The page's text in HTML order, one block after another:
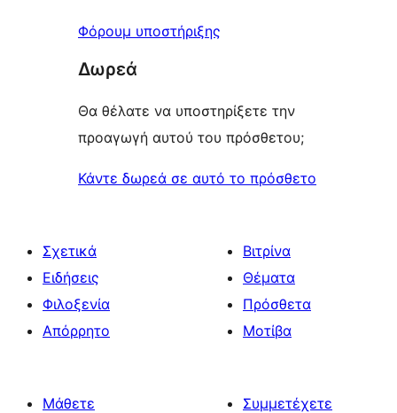
Φόρουμ υποστήριξης
Δωρεά
Θα θέλατε να υποστηρίξετε την
προαγωγή αυτού του πρόσθετου;
Κάντε δωρεά σε αυτό το πρόσθετο
Σχετικά
Ειδήσεις
Φιλοξενία
Απόρρητο
Βιτρίνα
Θέματα
Πρόσθετα
Μοτίβα
Μάθετε
Συμμετέχετε